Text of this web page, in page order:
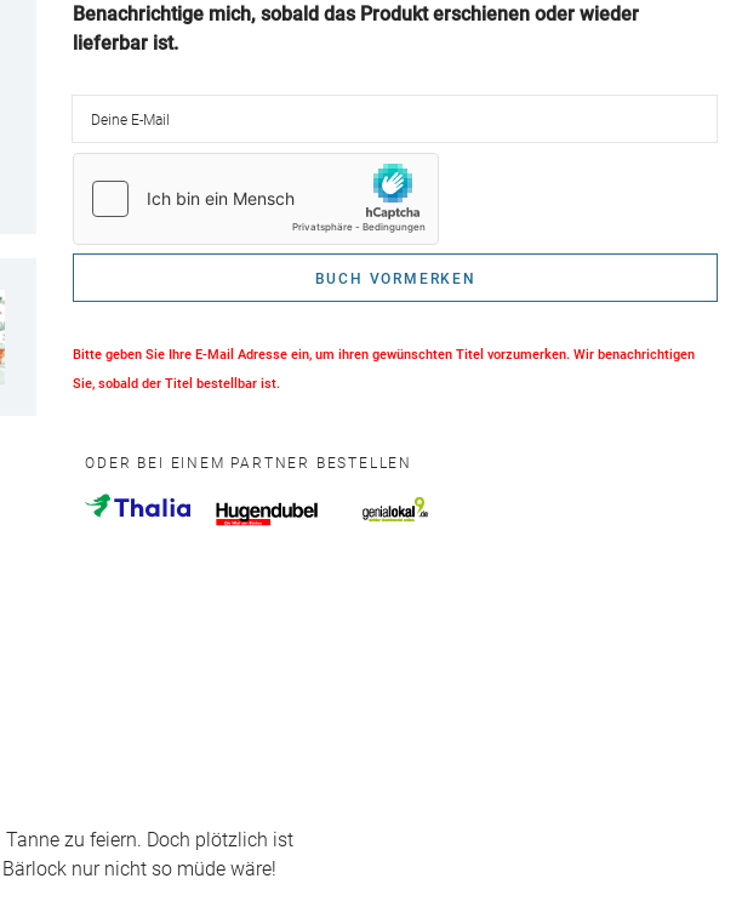
Benachrichtige mich, sobald das Produkt erschienen oder wieder
lieferbar ist.
BUCH VORMERKEN
Bitte geben Sie Ihre E-Mail Adresse ein, um ihren gewünschten Titel vorzumerken. Wir benachrichtigen
Sie, sobald der Titel bestellbar ist.
ODER BEI EINEM PARTNER BESTELLEN
zu feiern. Doch plötzlich ist
nur nicht so müde wäre!